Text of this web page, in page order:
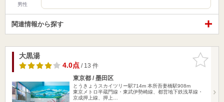
男性
関連情報から探す
お気に入
りに追加
大黒湯
4.0点/ 13 件
東京都 / 墨田区
とうきょうスカイツリー駅714m 本所吾妻橋駅908m
東京メトロ半蔵門線・東武伊勢崎線、都営地下鉄浅草線・
京成押上線、押上…